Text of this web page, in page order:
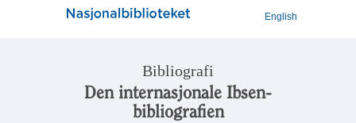
English
Bibliografi
Den internasjonale Ibsen-
bibliografien